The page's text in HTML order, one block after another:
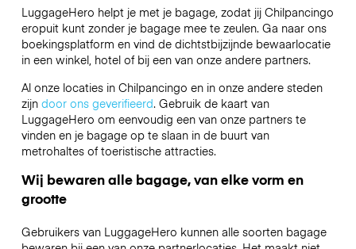
LuggageHero helpt je met je bagage, zodat jij Chilpancingo
eropuit kunt zonder je bagage mee te zeulen. Ga naar ons
boekingsplatform en vind de dichtstbijzijnde bewaarlocatie
in een winkel, hotel of bij een van onze andere partners.
Al onze locaties in Chilpancingo en in onze andere steden
zijn door ons geverifieerd. Gebruik de kaart van
LuggageHero om eenvoudig een van onze partners te
vinden en je bagage op te slaan in de buurt van
metrohaltes of toeristische attracties.
Wij bewaren alle bagage, van elke vorm en
grootte
Gebruikers van LuggageHero kunnen alle soorten bagage